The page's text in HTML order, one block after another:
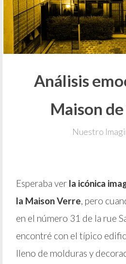
Análisis
Maison
Nuestro
Esperaba ver la icónica
la Maison Verre, pero
en el número 31 de la rue
encontré con el típico
lleno de molduras y